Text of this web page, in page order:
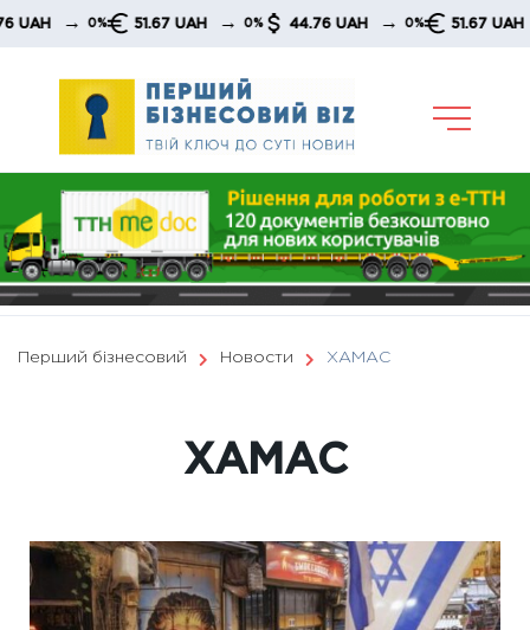
Skip
51.67 UAH → 0% 44.76 UAH → 0% 51.67 UAH → 0%
Перший бізнесовий Новости ХАМАС
ХАМАС